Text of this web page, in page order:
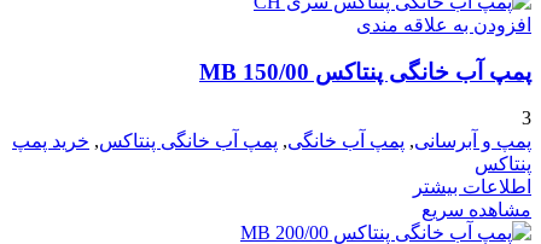
افزودن به علاقه مندی
پمپ آب خانگی پنتاکس MB 150/00
3
پمپ و آبرسانی, پمپ آب خانگی, پمپ آب خانگی پنتاکس, خرید پمپ
پنتاکس
اطلاعات بیشتر
مشاهده سریع